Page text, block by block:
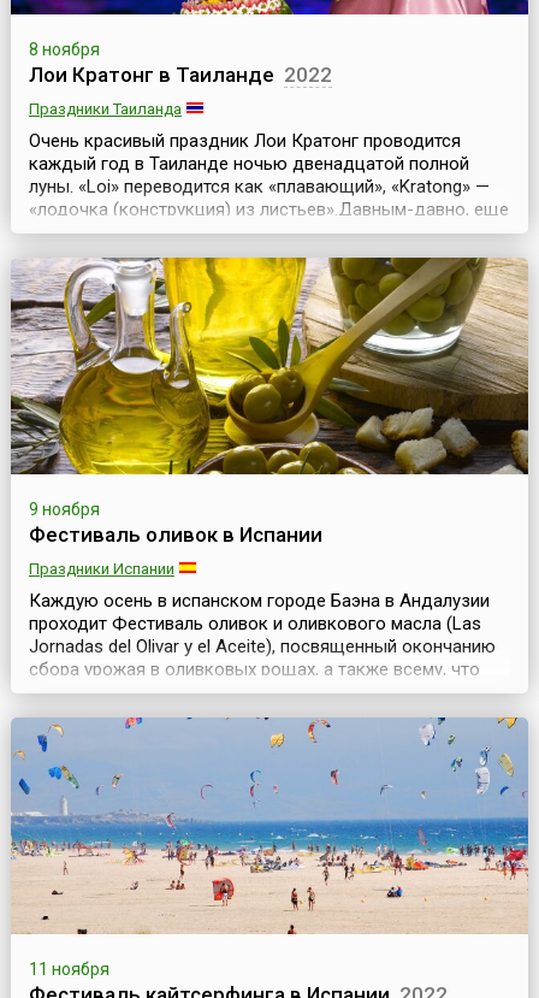
8 ноября
Лои Кратонг в Таиланде 2022
Праздники Таиланда
Очень красивый праздник Лои Кратонг проводится
каждый год в Таиланде ночью двенадцатой полной
луны. «Loi» переводится как «плавающий», «Kratong» —
«лодочка (конструкция) из листьев».Давным-давно, еще
в средние века, в эпоху Сукхотай, во времена правления
короля Литая, его супруга на одном из праздников
соорудила огромных размеров чашу из листьев банана и
стеблей бамбука, выложила ее резанными ...
9 ноября
Фестиваль оливок в Испании
Праздники Испании
Каждую осень в испанском городе Баэна в Андалузии
проходит Фестиваль оливок и оливкового масла (Las
Jornadas del Olivar y el Aceite), посвященный окончанию
сбора урожая в оливковых рощах, а также всему, что
связано с этими уникальными плодами. Он проходит
ежегодно, начиная с 1998 года, с 9 по 11 ноября и
является крупнейшим европейским фестивалем
оливкового масла и оливок.Небольшой городок Баэ...
11 ноября